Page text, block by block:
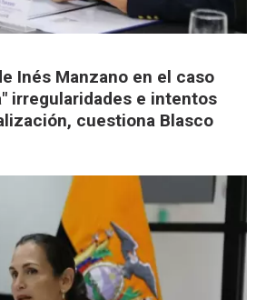
Inés Manzano en el caso
irregularidades e intentos
cuestiona Blasco